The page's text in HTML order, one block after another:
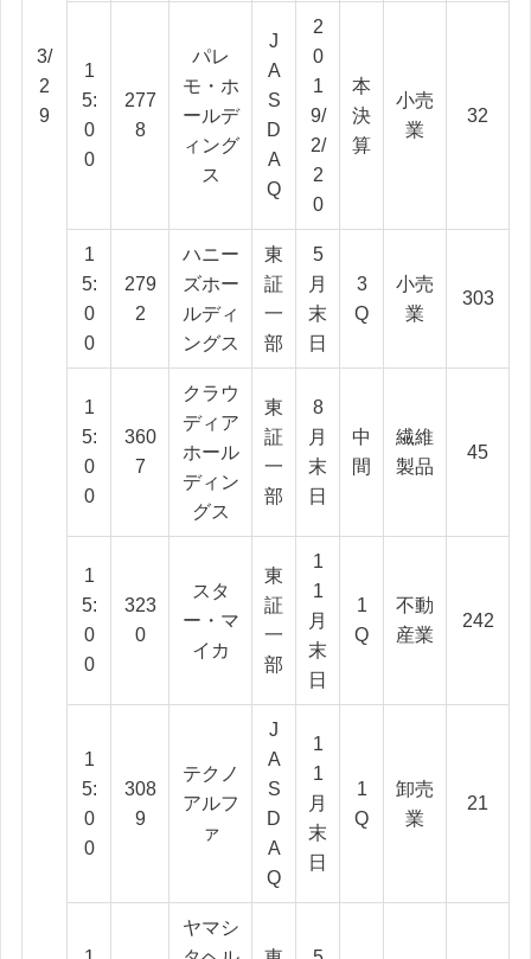
3/
2
9
1
5:
0
0
277
8
パレ
モ・ホ
ールデ
ィング
ス
J
A
S
D
A
Q
2
0
1
9/
2/
2
0
本
決
算
小売
業
32
1
5:
0
0
279
2
ハニー
ズホー
ルディ
ングス
東
証
一
部
5
月
末
日
3
Q
小売
業
303
1
5:
0
0
360
7
クラウ
ディア
ホール
ディン
グス
東
証
一
部
8
月
末
日
中
間
繊維
製品
45
1
5:
0
0
323
0
スタ
ー・マ
イカ
東
証
一
部
1
1
月
末
日
1
Q
不動
産業
242
1
5:
0
0
308
9
テクノ
アルフ
ァ
J
A
S
D
A
Q
1
1
月
末
日
1
Q
卸売
業
21
ヤマシ